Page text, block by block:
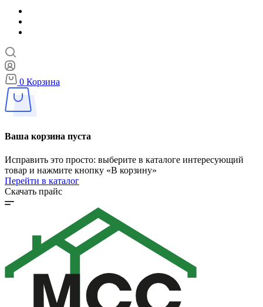
0 Корзина
Ваша корзина пуста
Исправить это просто: выберите в каталоге интересующий
товар и нажмите кнопку «В корзину»
Перейти в каталог
Скачать прайс